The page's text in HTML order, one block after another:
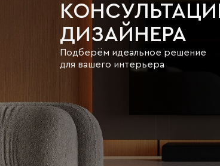
ДИЗАЙНЕРА
Подберём идеальное решение
для вашего интерьера